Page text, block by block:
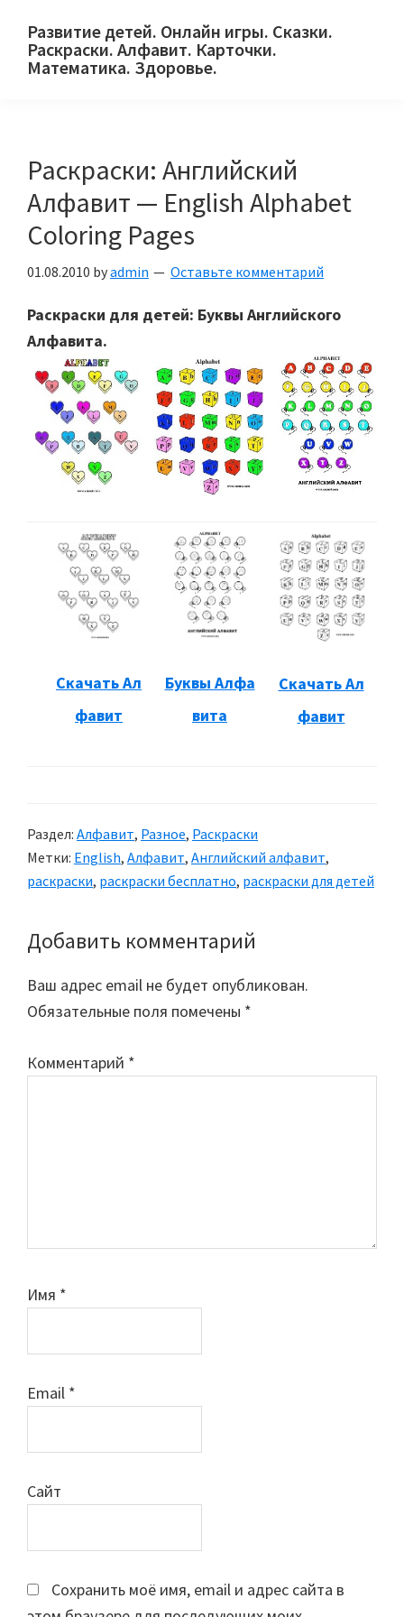
primary
main
primary
Развитие детей. Онлайн игры. Сказки.
Раскраски. Алфавит. Карточки.
Математика. Здоровье.
и
их
родителей.
Раскраски: Английский
Алфавит — English Alphabet
Coloring Pages
01.08.2010 byadmin Оставьте комментарий
Раскраски для детей: Буквы Английского
Алфавита.
Скачать Ал
фавит
Буквы Алфа
вита
Скачать Ал
фавит
Раздел: Алфавит, Разное, Раскраски
Метки: English, Алфавит, Английский алфавит,
раскраски, раскраски бесплатно, раскраски для детей
Reader
Interactions
Добавить комментарий
Ваш адрес email не будет опубликован.
Обязательные поля помечены *
Комментарий *
Имя *
Email *
Сайт
Сохранить моё имя, email и адрес сайта в